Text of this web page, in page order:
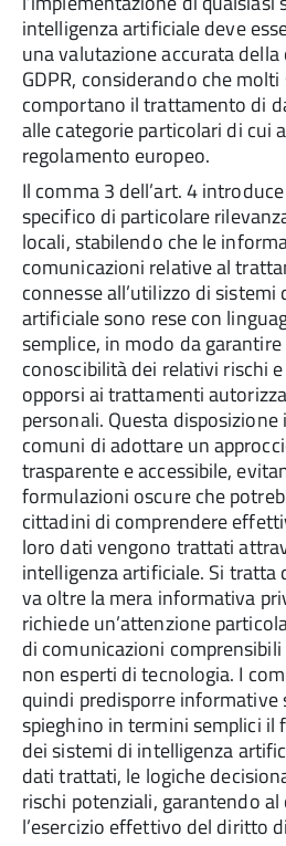
intelligenza artificiale deve
una valutazione accurata
GDPR, considerando che
comportano il trattamento di
alle categorie particolari di cui
regolamento europeo.
Il comma 3 dell’art. 4
specifico di particolare
locali, stabilendo che le
comunicazioni relative al
connesse all’utilizzo di sistemi
artificiale sono rese con
semplice, in modo da garantire
conoscibilità dei relativi rischi
opporsi ai trattamenti
personali. Questa disposizione
comuni di adottare un
trasparente e accessibile,
formulazioni oscure che
cittadini di comprendere
loro dati vengono trattati
intelligenza artificiale. Si tratta
va oltre la mera informativa
richiede un’attenzione
di comunicazioni
non esperti di tecnologia. I
quindi predisporre informative
spieghino in termini semplici il
dei sistemi di intelligenza
dati trattati, le logiche
rischi potenziali, garantendo
l’esercizio effettivo del diritto